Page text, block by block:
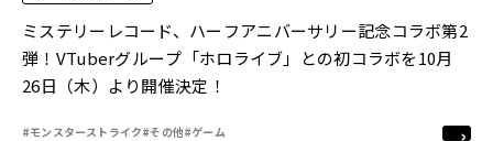
ミステリーレコード、ハーフアニバーサリー記念コラボ第2
弾！VTuberグループ「ホロライブ」との初コラボを10月
26日（木）より開催決定！
#モンスターストライク#その他#ゲーム